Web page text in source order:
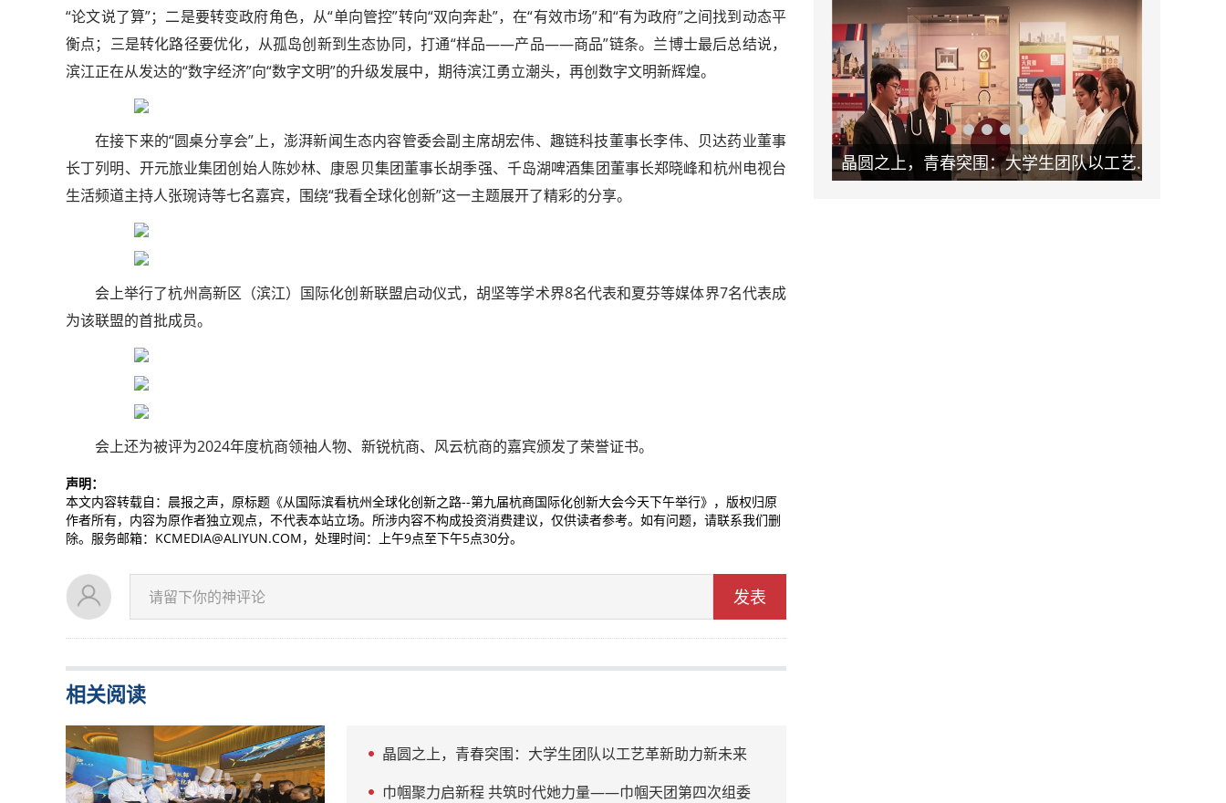
“论文说了算”；二是要转变政府角色，从“单向管控”转向“双向奔赴”，在“有效市场”和“有为政府”之间找到动态平
衡点；三是转化路径要优化，从孤岛创新到生态协同，打通“样品——产品——商品”链条。兰博士最后总结说，
滨江正在从发达的“数字经济”向“数字文明”的升级发展中，期待滨江勇立潮头，再创数字文明新辉煌。
在接下来的“圆桌分享会”上，澎湃新闻生态内容管委会副主席胡宏伟、趣链科技董事长李伟、贝达药业董事
长丁列明、开元旅业集团创始人陈妙林、康恩贝集团董事长胡季强、千岛湖啤酒集团董事长郑晓峰和杭州电视台
生活频道主持人张琬诗等七名嘉宾，围绕“我看全球化创新”这一主题展开了精彩的分享。
会上举行了杭州高新区（滨江）国际化创新联盟启动仪式，胡坚等学术界8名代表和夏芬等媒体界7名代表成
为该联盟的首批成员。
会上还为被评为2024年度杭商领袖人物、新锐杭商、风云杭商的嘉宾颁发了荣誉证书。
声明：
本文内容转载自：晨报之声，原标题《从国际滨看杭州全球化创新之路--第九届杭商国际化创新大会今天下午举行》，版权归原
作者所有，内容为原作者独立观点，不代表本站立场。所涉内容不构成投资消费建议，仅供读者参考。如有问题，请联系我们删
除。服务邮箱：KCMEDIA@ALIYUN.COM，处理时间：上午9点至下午5点30分。
请留下你的神评论 发表
相关阅读
晶圆之上，青春突围：大学生团队以工艺革新助力新未来
巾帼聚力启新程 共筑时代她力量——巾帼天团第四次组委
轻舟试验飞船发布首批科学与工程成果 晶圆之上，青春突围：大学生团队以工艺革新助力新未来 破局固废治理！怀德学子以 “泥能共生” 项目书写环保科创答卷